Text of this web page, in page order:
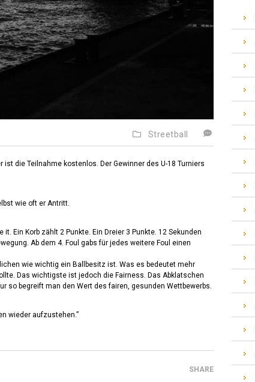
Streetball
die Teilnahme kostenlos. Der Gewinner des U-18 Turniers
wie oft er Antritt.
Ein Korb zählt 2 Punkte. Ein Dreier 3 Punkte. 12 Sekunden
Ab dem 4. Foul gabs für jedes weitere Foul einen
wie wichtig ein Ballbesitz ist. Was es bedeutet mehr
Das wichtigste ist jedoch die Fairness. Das Abklatschen
so begreift man den Wert des fairen, gesunden Wettbewerbs.
wieder aufzustehen.”
SHARE